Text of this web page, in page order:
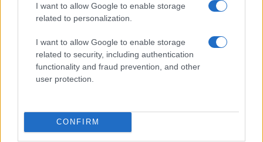
I want to allow Google to enable storage
related to personalization.
I want to allow Google to enable storage
related to security, including authentication
functionality and fraud prevention, and other
user protection.
CONFIRM
Come scegliere le scarpe da running donna: comfort
e performance